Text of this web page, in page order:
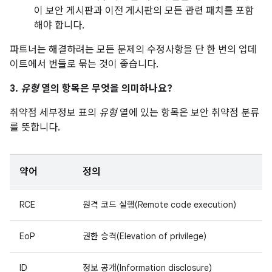
이 보안 게시판과 이전 게시판의 모든 관련 패치를 포함
해야 합니다.
파트너는 해결하려는 모든 문제의 수정사항을 단 한 번의 업데
이트에서 번들로 묶는 것이 좋습니다.
3. 유형열의 항목은 무엇을 의미하나요?
취약점 세부정보 표의 유형열에 있는 항목은 보안 취약점 분류
를 뜻합니다.
약어 정의
RCE 원격 코드 실행(Remote code execution)
EoP 권한 승격(Elevation of privilege)
ID 정보 공개(Information disclosure)